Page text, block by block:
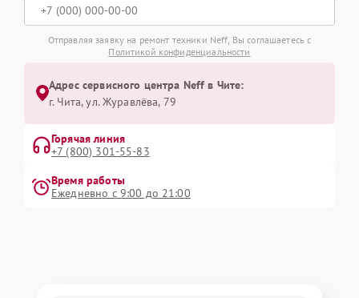
Отправляя заявку на ремонт техники Neff, Вы соглашаетесь с
Политикой конфиденциальности
Адрес сервисного центра Neff в Чите:
г. Чита, ул. Журавлёва, 79
Горячая линия
+7 (800) 301-55-83
Время работы
Ежедневно с 9:00 до 21:00